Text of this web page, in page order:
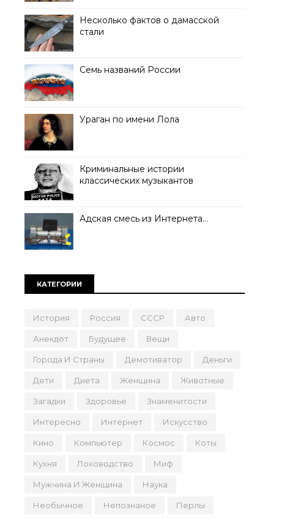
Несколько фактов о дамасской
стали
Семь названий России
Ураган по имени Лола
Криминальные истории
классических музыкантов
Адская смесь из Интернета…
КАТЕГОРИИ
История Россия СССР Авто
Анекдот Будущее Вещи
Города И Страны Демотиватор Деньги
Дети Диета Женщина Животные
Загадки Здоровье Знаменитости
Интересно Интернет Искусство
Кино Компьютер Космос Коты
Кухня Лоховодство Миф
Мужчина И Женщина Наука
Необычное Непознаное Перлы